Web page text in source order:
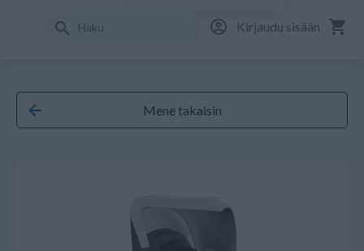
Kirjaudu sisään
Mene takaisin